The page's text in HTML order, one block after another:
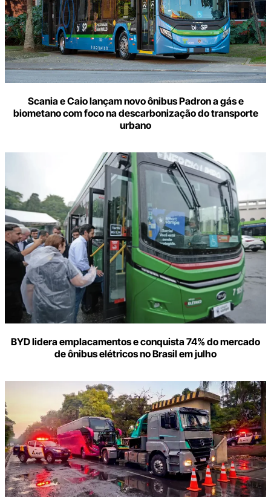
Scania e Caio lançam novo ônibus Padron a gás e
biometano com foco na descarbonização do transporte
urbano
BYD lidera emplacamentos e conquista 74% do mercado
de ônibus elétricos no Brasil em julho